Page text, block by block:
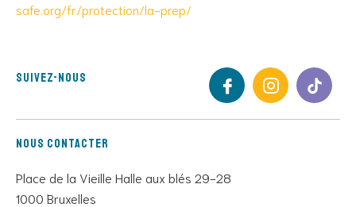
safe.org/fr/protection/la-prep/
Suivez-nous
Nous contacter
Place de la Vieille Halle aux blés 29-28
1000 Bruxelles